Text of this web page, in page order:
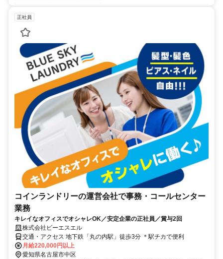
正社員
コインランドリーの運営会社で事務・コールセンター
業務
キレイなオフィスでオシャレOK／安定企業の正社員／賞与2回
株式会社ビーエスエル
交通・アクセス 地下鉄「丸の内駅」徒歩3分 ＊駅チカで便利
月給220,000円以上
愛知県名古屋市中区